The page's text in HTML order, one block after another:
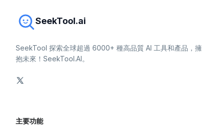
SeekTool.ai
SeekTool 探索全球超過 6000+ 種高品質 AI 工具和產品，擁
抱未來！SeekTool.AI。
主要功能